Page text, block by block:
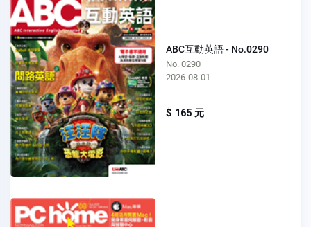
ABC互動英語 - No.0290
No. 0290
2026-08-01
$ 165 元